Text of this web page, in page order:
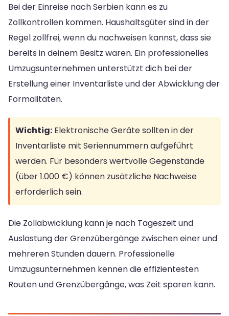
Bei der Einreise nach Serbien kann es zu
Zollkontrollen kommen. Haushaltsgüter sind in der
Regel zollfrei, wenn du nachweisen kannst, dass sie
bereits in deinem Besitz waren. Ein professionelles
Umzugsunternehmen unterstützt dich bei der
Erstellung einer Inventarliste und der Abwicklung der
Formalitäten.
Wichtig: Elektronische Geräte sollten in der
Inventarliste mit Seriennummern aufgeführt
werden. Für besonders wertvolle Gegenstände
(über 1.000 €) können zusätzliche Nachweise
erforderlich sein.
Die Zollabwicklung kann je nach Tageszeit und
Auslastung der Grenzübergänge zwischen einer und
mehreren Stunden dauern. Professionelle
Umzugsunternehmen kennen die effizientesten
Routen und Grenzübergänge, was Zeit sparen kann.